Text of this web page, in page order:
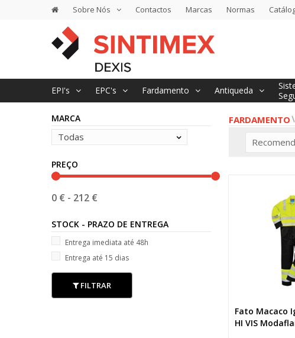
Sobre Nós Contactos Marcas Normas
EPI's EPC's Fardamento Antiqueda
FARDAMENTO
Fato Macaco
HI VIS
MARCA
Todas
PREÇO
0 € - 212 €
STOCK - PRAZO DE ENTREGA
Entrega imediata até 48h
Entrega até 15 dias
FILTRAR